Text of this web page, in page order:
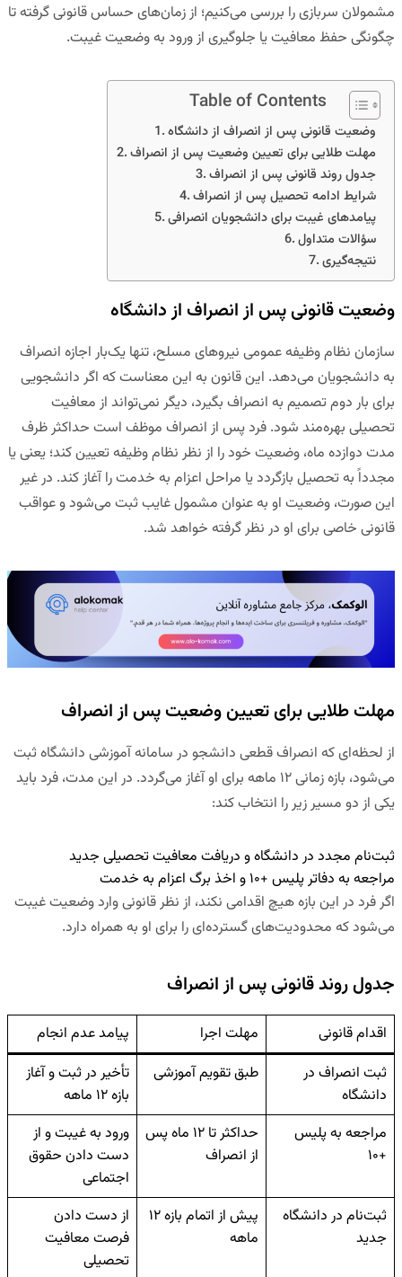
مشمولان سربازی را بررسی می‌کنیم؛ از زمان‌های حساس قانونی گرفته تا
چگونگی حفظ معافیت یا جلوگیری از ورود به وضعیت غیبت.
Table of Contents
وضعیت قانونی پس از انصراف از دانشگاه
مهلت طلایی برای تعیین وضعیت پس از انصراف
جدول روند قانونی پس از انصراف
شرایط ادامه تحصیل پس از انصراف
پیامدهای غیبت برای دانشجویان انصرافی
سؤالات متداول
نتیجه‌گیری
وضعیت قانونی پس از انصراف از دانشگاه
سازمان نظام وظیفه عمومی نیروهای مسلح، تنها یک‌بار اجازه انصراف
به دانشجویان می‌دهد. این قانون به این معناست که اگر دانشجویی
برای بار دوم تصمیم به انصراف بگیرد، دیگر نمی‌تواند از معافیت
تحصیلی بهره‌مند شود. فرد پس از انصراف موظف است حداکثر ظرف
مدت دوازده ماه، وضعیت خود را از نظر نظام وظیفه تعیین کند؛ یعنی یا
مجدداً به تحصیل بازگردد یا مراحل اعزام به خدمت را آغاز کند. در غیر
این صورت، وضعیت او به عنوان مشمول غایب ثبت می‌شود و عواقب
قانونی خاصی برای او در نظر گرفته خواهد شد.
مهلت طلایی برای تعیین وضعیت پس از انصراف
از لحظه‌ای که انصراف قطعی دانشجو در سامانه آموزشی دانشگاه ثبت
می‌شود، بازه زمانی ۱۲ ماهه برای او آغاز می‌گردد. در این مدت، فرد باید
یکی از دو مسیر زیر را انتخاب کند:
ثبت‌نام مجدد در دانشگاه و دریافت معافیت تحصیلی جدید
مراجعه به دفاتر پلیس +۱۰ و اخذ برگ اعزام به خدمت
اگر فرد در این بازه هیچ اقدامی نکند، از نظر قانونی وارد وضعیت غیبت
می‌شود که محدودیت‌های گسترده‌ای را برای او به همراه دارد.
جدول روند قانونی پس از انصراف
اقدام قانونی مهلت اجرا
پیامد عدم انجام
ثبت انصراف در
دانشگاه
طبق تقویم آموزشی
تأخیر در ثبت و آغاز
بازه ۱۲ ماهه
مراجعه به پلیس
+۱۰
حداکثر تا ۱۲ ماه پس
از انصراف
ورود به غیبت و از
دست دادن حقوق
اجتماعی
ثبت‌نام در دانشگاه
جدید
پیش از اتمام بازه ۱۲
ماهه
از دست دادن
فرصت معافیت
تحصیلی